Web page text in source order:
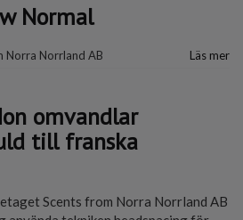
Normal
Norra Norrland AB Läs mer
omvandlar
till franska
Scents from Norra Norrland AB